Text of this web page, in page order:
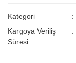
Kategori
Kargoya Veriliş
Süresi